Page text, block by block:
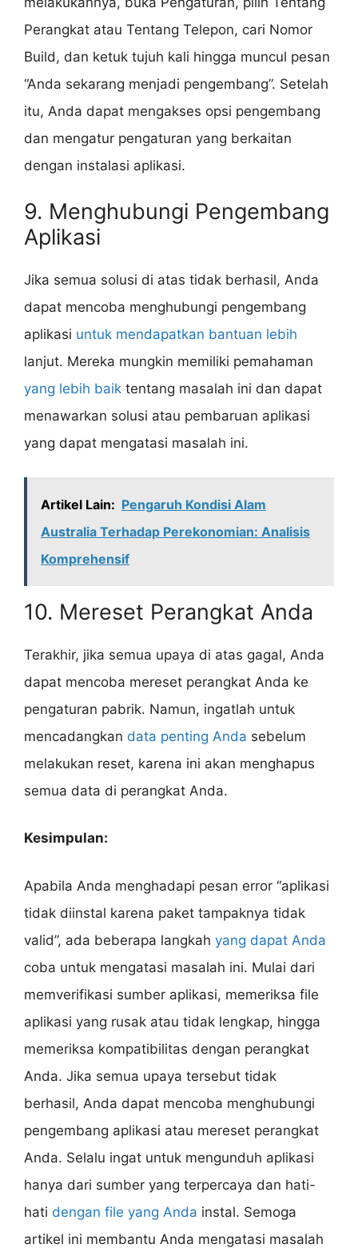
Perangkat atau Tentang Telepon, cari Nomor
Build, dan ketuk tujuh kali hingga muncul pesan
“Anda sekarang menjadi pengembang”. Setelah
itu, Anda dapat mengakses opsi pengembang
dan mengatur pengaturan yang berkaitan
dengan instalasi aplikasi.
9. Menghubungi Pengembang
Aplikasi
Jika semua solusi di atas tidak berhasil, Anda
dapat mencoba menghubungi pengembang
aplikasi untuk mendapatkan bantuan lebih
lanjut. Mereka mungkin memiliki pemahaman
yang lebih baik tentang masalah ini dan dapat
menawarkan solusi atau pembaruan aplikasi
yang dapat mengatasi masalah ini.
Artikel Lain: Pengaruh Kondisi Alam
Australia Terhadap Perekonomian: Analisis
Komprehensif
10. Mereset Perangkat Anda
Terakhir, jika semua upaya di atas gagal, Anda
dapat mencoba mereset perangkat Anda ke
pengaturan pabrik. Namun, ingatlah untuk
mencadangkan data penting Anda sebelum
melakukan reset, karena ini akan menghapus
semua data di perangkat Anda.
Kesimpulan:
Apabila Anda menghadapi pesan error “aplikasi
tidak diinstal karena paket tampaknya tidak
valid”, ada beberapa langkah yang dapat Anda
coba untuk mengatasi masalah ini. Mulai dari
memverifikasi sumber aplikasi, memeriksa file
aplikasi yang rusak atau tidak lengkap, hingga
memeriksa kompatibilitas dengan perangkat
Anda. Jika semua upaya tersebut tidak
berhasil, Anda dapat mencoba menghubungi
pengembang aplikasi atau mereset perangkat
Anda. Selalu ingat untuk mengunduh aplikasi
hanya dari sumber yang terpercaya dan hati-
hati dengan file yang Anda instal. Semoga
artikel ini membantu Anda mengatasi masalah